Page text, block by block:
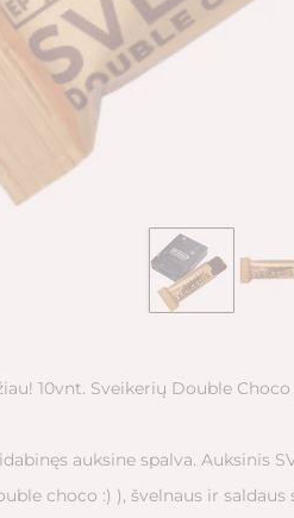
10vnt. Sveikerių Double
auksine spalva. Auksinis
choco :) ), švelnaus ir